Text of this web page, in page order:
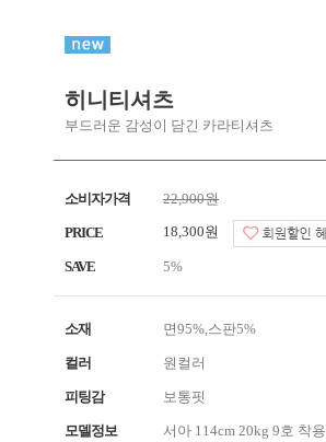
히니티셔츠
부드러운 감성이 담긴 카라티셔츠
소비자가격 22,900원
PRICE 18,300원
SAVE 5%
소재 면95%,스판5%
컬러 원컬러
피팅감 보통핏
모델정보 서아 114cm 20kg 9호 착용